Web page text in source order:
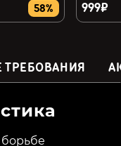
58% 999₽